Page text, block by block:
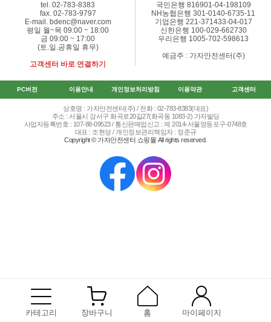
카테고리 장바구니 홈 마이페이지
tel. 02-783-8383
fax. 02-783-9797
E-mail. bdenc@naver.com
평일 월~목 09:00 ~ 18:00
금 09:00 ~ 17:00
(토.일.공휴일 휴무)
고객센터 바로 연결하기
국민은행 816901-04-198109
NH농협은행 301-0140-6735-11
기업은행 221-371433-04-017
신한은행 100-029-662730
우리은행 1005-702-598613
예금주 : 가자안전센터(주)
PC버전 이용안내 개인정보처리방침 이용약관 고객센터
상호명 : 가자안전센터(주) / 전화 : 02-783-8383(대표)
주소 : 서울시 강서구 화곡로20길27(화곡동 1083-2) 가자빌딩
사업자등록번호 : 107-88-09523 / 통신판매업신고 : 제 2014-서울영등포구-0748호
대표 : 조현성 / 개인정보관리책임자 : 정준규
Copyright © 가자안전센터 쇼핑몰 All rights reserved.